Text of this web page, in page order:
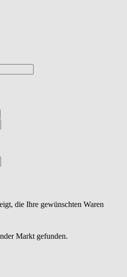
die Ihre gewünschten Waren
Markt gefunden.